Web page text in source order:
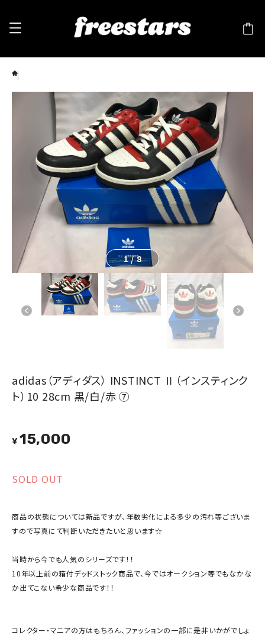
1/8
adidas（アディダス） INSTINCT Ⅱ（インスティンク
ト）10 28cm 黒/白/赤 ⑦
¥15,000
SOLD OUT
商品の状態については新品ですが、年数劣化による多少の汚れ等ございま
すので写真にて判断いただきたいと思います☆
当時から今でも人気のシリーズです！！
10年以上前の箱付デッドストック商品で、今ではオークション等でもなかな
か出てこない希少な商品です！！
コレクター・マニアの方はもちろん、ファッションの一部に是非いかがでしょ